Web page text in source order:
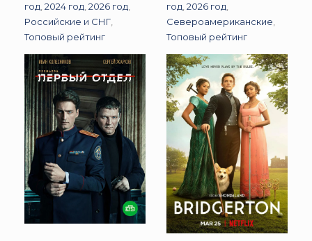
год,2024 год,2026 год,
Российские и СНГ,
Топовый рейтинг
год,2026 год,
Североамериканские,
Топовый рейтинг